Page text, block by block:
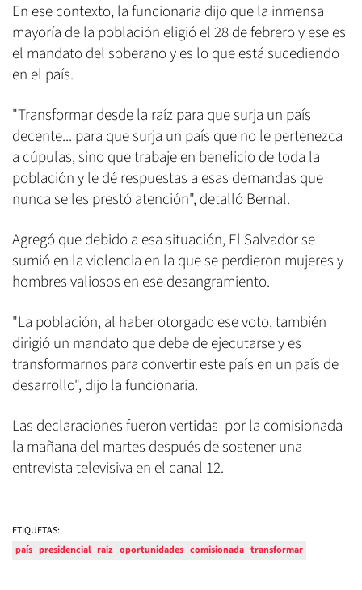
En ese contexto, la funcionaria dijo que la inmensa
mayoría de la población eligió el 28 de febrero y ese es
el mandato del soberano y es lo que está sucediendo
en el país.
"Transformar desde la raíz para que surja un país
decente... para que surja un país que no le pertenezca
a cúpulas, sino que trabaje en beneficio de toda la
población y le dé respuestas a esas demandas que
nunca se les prestó atención", detalló Bernal.
Agregó que debido a esa situación, El Salvador se
sumió en la violencia en la que se perdieron mujeres y
hombres valiosos en ese desangramiento.
"La población, al haber otorgado ese voto, también
dirigió un mandato que debe de ejecutarse y es
transformarnos para convertir este país en un país de
desarrollo", dijo la funcionaria.
Las declaraciones fueron vertidas por la comisionada
la mañana del martes después de sostener una
entrevista televisiva en el canal 12.
ETIQUETAS:
país presidencial raiz oportunidades comisionada transformar